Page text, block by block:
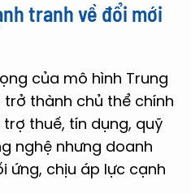
tranh về đổi mới
của mô hình Trung
thành chủ thể chính
trợ thuế, tín dụng, quỹ
nghệ nhưng doanh
ứng, chịu áp lực cạnh